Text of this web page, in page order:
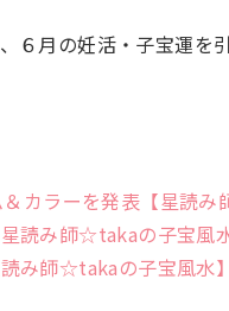
６月の妊活・子宝運を
カラーを発表【星読
読み師☆takaの子宝風水
み師☆takaの子宝風水】